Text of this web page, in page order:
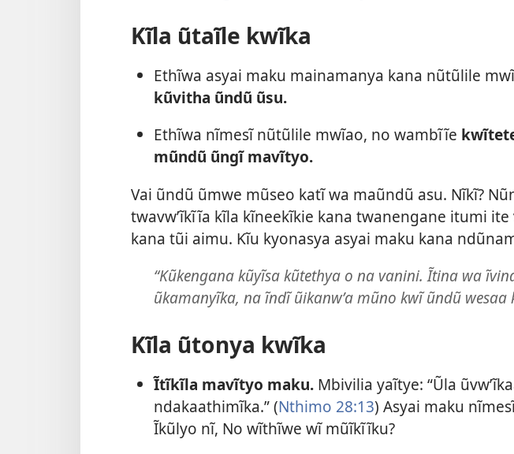
Kĩla ũtaĩle kwĩka
Ethĩwa asyai maku mainamanya kana nũtũlile
kũvitha ũndũ ũsu.
Ethĩwa nĩmesĩ nũtũlile mwĩao, no wambĩĩe
mũndũ ũngĩ mavĩtyo.
Vai ũndũ ũmwe mũseo katĩ wa maũndũ asu. Nĩkĩ?
twavwʼĩkĩĩa kĩla kĩneekĩkie kana twanengane itumi ite
kana tũi aimu. Kĩu kyonasya asyai maku kana
“Kũkengana kũyĩsa kũtethya o na vanini. Ĩtina wa
ũkamanyĩka, na ĩndĩ ũikanwʼa mũno kwĩ ũndũ wesaa
Kĩla ũtonya kwĩka
Ĩtĩkĩla mavĩtyo maku.Mbivilia yaĩtye: “Ũla
ndakaathimĩka.” (Nthimo 28:13) Asyai maku
Ĩkũlyo nĩ, No wĩthĩwe wĩ mũĩkĩĩku?